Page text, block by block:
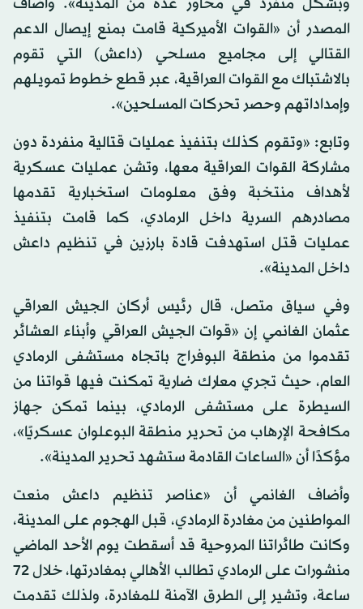
المصدر أن «القوات الأميركية قامت بمنع إيصال الدعم
القتالي إلى مجاميع مسلحي (داعش) التي تقوم
بالاشتباك مع القوات العراقية، عبر قطع خطوط تمويلهم
وإمداداتهم وحصر تحركات المسلحين».
وتابع: «وتقوم كذلك بتنفيذ عمليات قتالية منفردة دون
مشاركة القوات العراقية معها، وتشن عمليات عسكرية
لأهداف منتخبة وفق معلومات استخبارية تقدمها
مصادرهم السرية داخل الرمادي، كما قامت بتنفيذ
عمليات قتل استهدفت قادة بارزين في تنظيم داعش
داخل المدينة».
وفي سياق متصل، قال رئيس أركان الجيش العراقي
عثمان الغانمي إن «قوات الجيش العراقي وأبناء العشائر
تقدموا من منطقة البوفراج باتجاه مستشفى الرمادي
العام، حيث تجري معارك ضارية تمكنت فيها قواتنا من
السيطرة على مستشفى الرمادي، بينما تمكن جهاز
مكافحة الإرهاب من تحرير منطقة البوعلوان عسكريًا»،
مؤكدًا أن «الساعات القادمة ستشهد تحرير المدينة».
وأضاف الغانمي أن «عناصر تنظيم داعش منعت
المواطنين من مغادرة الرمادي، قبل الهجوم على المدينة،
وكانت طائراتنا المروحية قد أسقطت يوم الأحد الماضي
منشورات على الرمادي تطالب الأهالي بمغادرتها، خلال 72
ساعة، وتشير إلى الطرق الآمنة للمغادرة، ولذلك تقدمت